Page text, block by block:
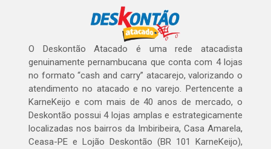
O Deskontão Atacado é uma rede atacadista
genuinamente pernambucana que conta com 4 lojas
no formato “cash and carry” atacarejo, valorizando o
atendimento no atacado e no varejo. Pertencente a
KarneKeijo e com mais de 40 anos de mercado, o
Deskontão possui 4 lojas amplas e estrategicamente
localizadas nos bairros da Imbiribeira, Casa Amarela,
Ceasa-PE e Lojão Deskontão (BR 101 KarneKeijo),